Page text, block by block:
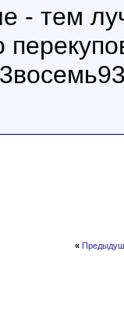
- тем
«